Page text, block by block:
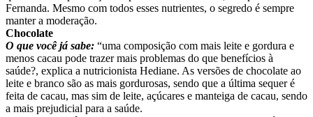
Fernanda. Mesmo com todos esses nutrientes, o segredo é sempre
manter a moderação.
Chocolate
O que você já sabe: “uma composição com mais leite e gordura e
menos cacau pode trazer mais problemas do que benefícios à
saúde?, explica a nutricionista Hediane. As versões de chocolate ao
leite e branco são as mais gordurosas, sendo que a última sequer é
feita de cacau, mas sim de leite, açúcares e manteiga de cacau, sendo
a mais prejudicial para a saúde.